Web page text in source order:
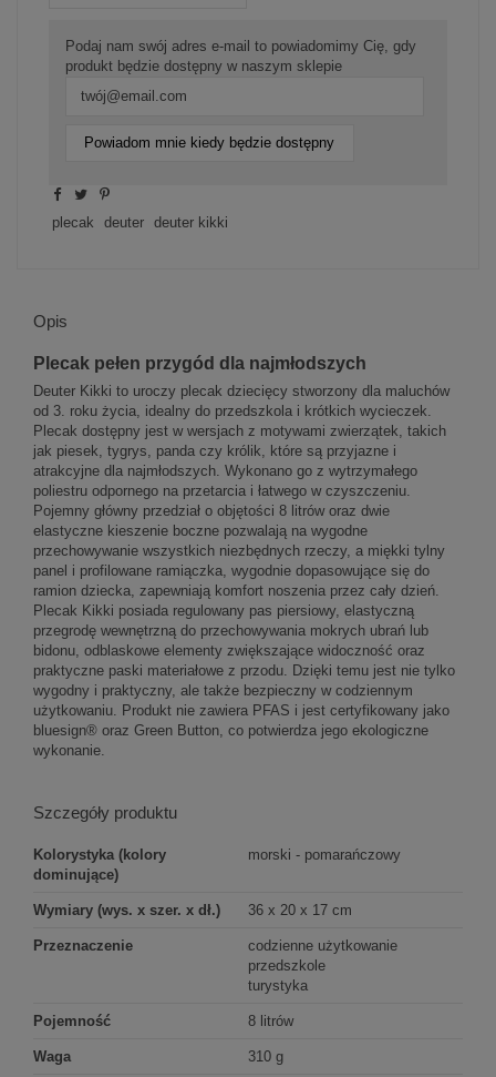
Podaj nam swój adres e-mail to powiadomimy Cię, gdy
produkt będzie dostępny w naszym sklepie
Powiadom mnie kiedy będzie dostępny
plecak deuter deuter kikki
Opis
Plecak pełen przygód dla najmłodszych
Deuter Kikki to uroczy plecak dziecięcy stworzony dla maluchów
od 3. roku życia, idealny do przedszkola i krótkich wycieczek.
Plecak dostępny jest w wersjach z motywami zwierzątek, takich
jak piesek, tygrys, panda czy królik, które są przyjazne i
atrakcyjne dla najmłodszych. Wykonano go z wytrzymałego
poliestru odpornego na przetarcia i łatwego w czyszczeniu.
Pojemny główny przedział o objętości 8 litrów oraz dwie
elastyczne kieszenie boczne pozwalają na wygodne
przechowywanie wszystkich niezbędnych rzeczy, a miękki tylny
panel i profilowane ramiączka, wygodnie dopasowujące się do
ramion dziecka, zapewniają komfort noszenia przez cały dzień.
Plecak Kikki posiada regulowany pas piersiowy, elastyczną
przegrodę wewnętrzną do przechowywania mokrych ubrań lub
bidonu, odblaskowe elementy zwiększające widoczność oraz
praktyczne paski materiałowe z przodu. Dzięki temu jest nie tylko
wygodny i praktyczny, ale także bezpieczny w codziennym
użytkowaniu. Produkt nie zawiera PFAS i jest certyfikowany jako
bluesign® oraz Green Button, co potwierdza jego ekologiczne
wykonanie.
Szczegóły produktu
Kolorystyka (kolory
dominujące)
morski - pomarańczowy
Wymiary (wys. x szer. x dł.) 36 x 20 x 17 cm
Przeznaczenie
codzienne użytkowanie
przedszkole
turystyka
Pojemność 8 litrów
Waga 310 g